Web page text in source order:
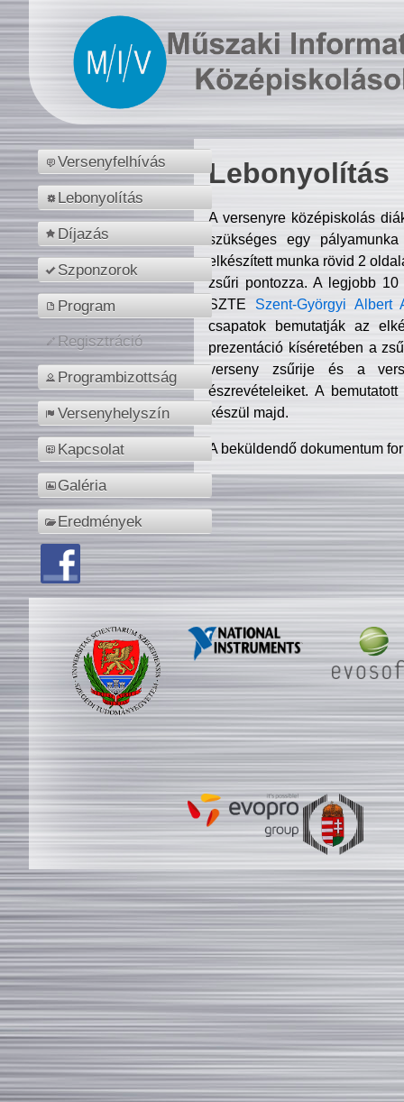
Versenyfelhívás
Lebonyolítás
Díjazás
Szponzorok
Program
Regisztráció
Programbizottság
Versenyhelyszín
Kapcsolat
Galéria
Eredmények
Lebonyolítás
A versenyre középiskolás
szükséges egy
elkészített munka rövid 2
zsűri pontozza. A legjobb
SZTE Szent-Györgyi Albert
csapatok bemutatják az
prezentáció kíséretében a
verseny zsűrije és a
észrevételeiket. A
készül majd.
A beküldendő dokumentum